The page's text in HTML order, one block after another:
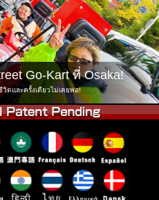
Tokyo Akihabara#1
Tokyo Shibuya
Tokyo Bay
Osaka
Go-Kart ที่ Osaka!
ตและครั้งเดียวไม่เคยพอ!